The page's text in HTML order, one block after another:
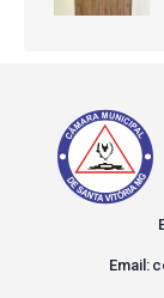
Email: